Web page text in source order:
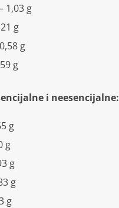
1,03 g
g
g
g
i neesencijalne:
g
g
g
g
g